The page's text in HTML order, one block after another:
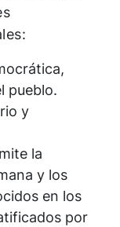
pueblo.
y
la
y los
en los
por